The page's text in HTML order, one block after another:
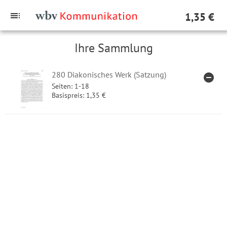
toc 1,35 €
Ihre Sammlung
280 Diakonisches Werk (Satzung)
Seiten: 1-18
Basispreis: 1,35 €
remove_circle